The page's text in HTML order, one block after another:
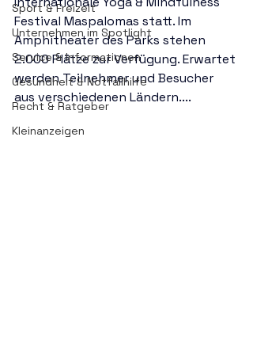
Sport & Freizeit
Unternehmen im Spotlight
Service & Informationen
Gesundheit & Notfallhilfe
Recht & Ratgeber
Kleinanzeigen
Festival Maspalomas statt. Im
Amphitheater des Parks stehen
2.000 Plätze zur Verfügung. Erwartet
werden Teilnehmer und Besucher
aus verschiedenen Ländern....